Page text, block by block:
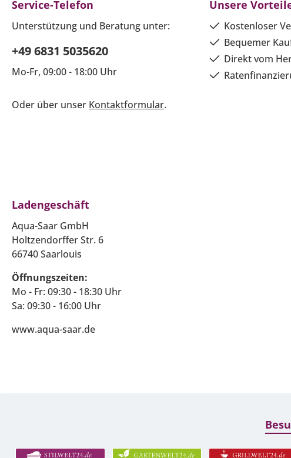
Service-Telefon
Unterstützung und Beratung unter:
+49 6831 5035620
Mo-Fr, 09:00 - 18:00 Uhr
Oder über unser Kontaktformular.
Unsere
Kostenloser
Bequemer
Direkt vom
Ladengeschäft
Aqua-Saar GmbH
Holtzendorffer Str. 6
66740 Saarlouis
Öffnungszeiten:
Mo - Fr: 09:30 - 18:30 Uhr
Sa: 09:30 - 16:00 Uhr
www.aqua-saar.de